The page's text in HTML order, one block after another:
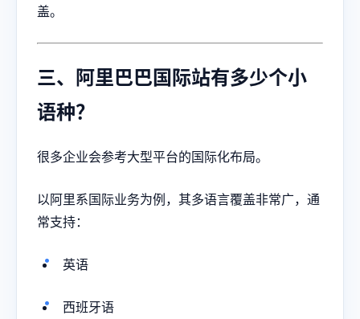
盖。
三、阿里巴巴国际站有多少个小
语种？
很多企业会参考大型平台的国际化布局。
以阿里系国际业务为例，其多语言覆盖非常广，通
常支持：
英语
西班牙语